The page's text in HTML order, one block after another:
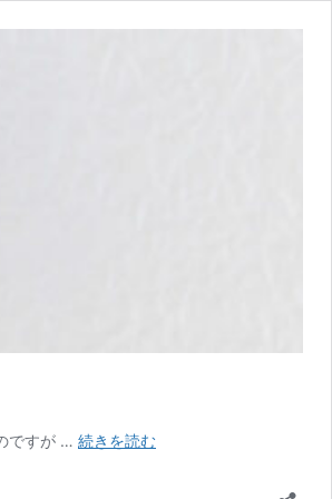
ですが … 続きを読む赤